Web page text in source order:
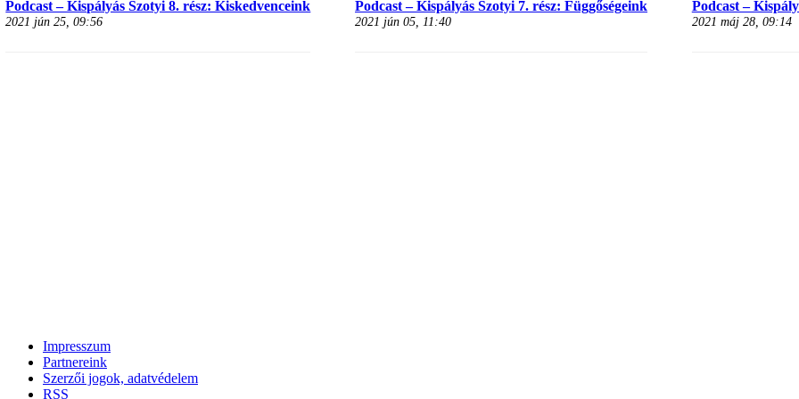
Podcast – Kispályás Szotyi 8. rész: Kiskedvenceink
2021 jún 25, 09:56
Podcast – Kispályás Szotyi 7. rész: Függőségeink
2021 jún 05, 11:40
Podcast –
2021 máj 28, 09:14
Impresszum
Partnereink
Szerzői jogok, adatvédelem
RSS